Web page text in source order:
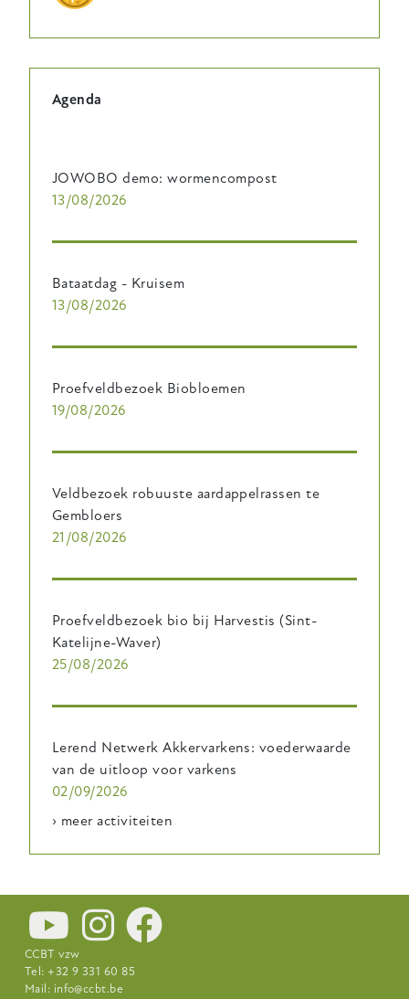
Agenda
JOWOBO demo: wormencompost
13/08/2026
Bataatdag - Kruisem
13/08/2026
Proefveldbezoek Biobloemen
19/08/2026
Veldbezoek robuuste aardappelrassen te
Gembloers
21/08/2026
Proefveldbezoek bio bij Harvestis (Sint-
Katelijne-Waver)
25/08/2026
Lerend Netwerk Akkervarkens: voederwaarde
van de uitloop voor varkens
02/09/2026
› meer activiteiten
CCBT vzw
Tel: +32 9 331 60 85
Mail: info@ccbt.be